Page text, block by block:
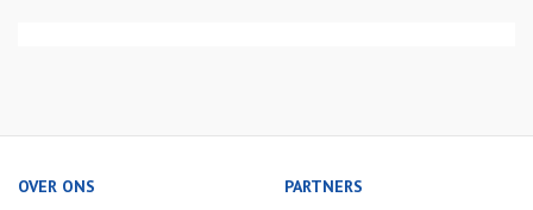
OVER ONS PARTNERS